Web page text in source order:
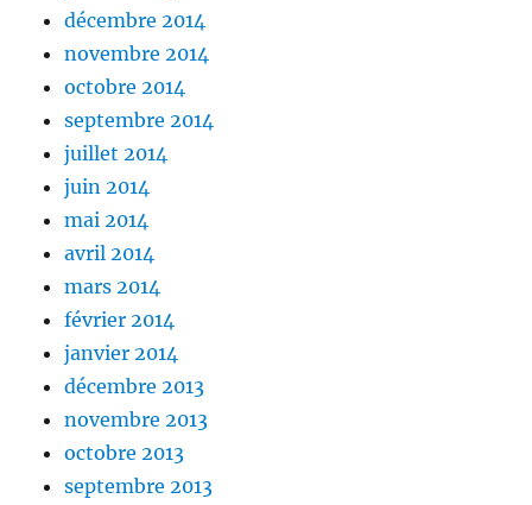
décembre 2014
novembre 2014
octobre 2014
septembre 2014
juillet 2014
juin 2014
mai 2014
avril 2014
mars 2014
février 2014
janvier 2014
décembre 2013
novembre 2013
octobre 2013
septembre 2013